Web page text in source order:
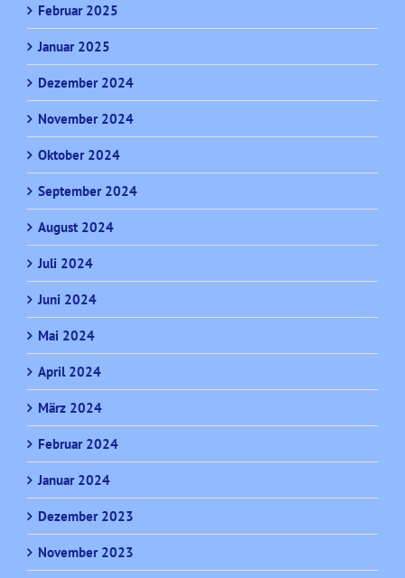
Februar 2025
Januar 2025
Dezember 2024
November 2024
Oktober 2024
September 2024
August 2024
Juli 2024
Juni 2024
Mai 2024
April 2024
März 2024
Februar 2024
Januar 2024
Dezember 2023
November 2023